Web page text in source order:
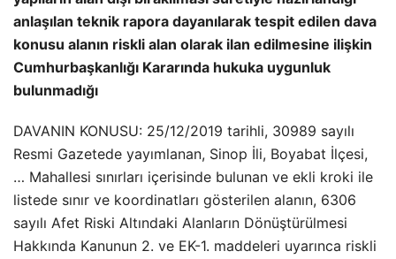
anlaşılan teknik rapora dayanılarak tespit edilen dava
konusu alanın riskli alan olarak ilan edilmesine ilişkin
Cumhurbaşkanlığı Kararında hukuka uygunluk
bulunmadığı
DAVANIN KONUSU: 25/12/2019 tarihli, 30989 sayılı
Resmi Gazetede yayımlanan, Sinop İli, Boyabat İlçesi,
… Mahallesi sınırları içerisinde bulunan ve ekli kroki ile
listede sınır ve koordinatları gösterilen alanın, 6306
sayılı Afet Riski Altındaki Alanların Dönüştürülmesi
Hakkında Kanunun 2. ve EK-1. maddeleri uyarınca riskli